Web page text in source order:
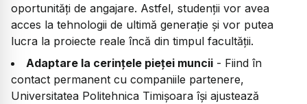
oportunități de angajare. Astfel, studenții vor avea
acces la tehnologii de ultimă generație și vor putea
lucra la proiecte reale încă din timpul facultății.
Adaptare la cerințele pieței muncii - Fiind în
contact permanent cu companiile partenere,
Universitatea Politehnica Timișoara își ajustează